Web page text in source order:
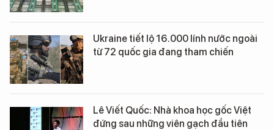
Ukraine tiết lộ 16.000 lính nước ngoài
từ 72 quốc gia đang tham chiến
Lê Viết Quốc: Nhà khoa học gốc Việt
đứng sau những viên gạch đầu tiên